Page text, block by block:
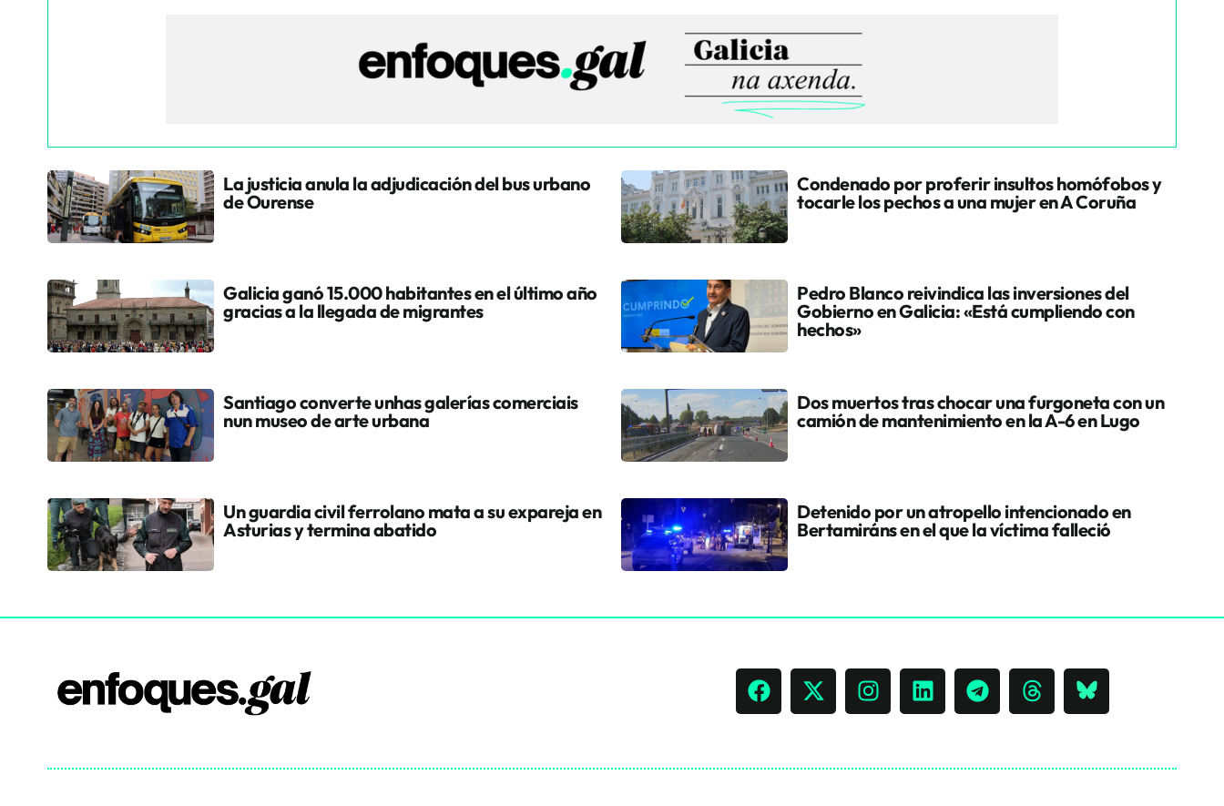
La justicia anula la adjudicación del bus urbano
de Ourense
Condenado por proferir insultos homófobos y
tocarle los pechos a una mujer en A Coruña
Galicia ganó 15.000 habitantes en el último año
gracias a la llegada de migrantes
Pedro Blanco reivindica las inversiones del
Gobierno en Galicia: «Está cumpliendo con
hechos»
Santiago converte unhas galerías comerciais
nun museo de arte urbana
Dos muertos tras chocar una furgoneta con un
camión de mantenimiento en la A-6 en Lugo
Un guardia civil ferrolano mata a su expareja en
Asturias y termina abatido
Detenido por un atropello intencionado en
Bertamiráns en el que la víctima falleció